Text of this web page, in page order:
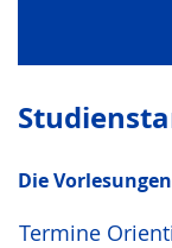
Die
Termine